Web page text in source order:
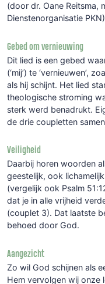
(door dr. Oane Reitsma,
Dienstenorganisatie PKN)
Gebed om vernieuwing
Dit lied is een gebed
(‘mij’) te ‘vernieuwen’,
als hij schijnt. Het lied
theologische stroming
sterk werd benadrukt.
de drie coupletten
Veiligheid
Daarbij horen woorden
geestelijk, ook
(vergelijk ook Psalm
dat je in alle vrijheid
(couplet 3). Dat laatste
behoed door God.
Aangezicht
Zo wil God schijnen als
Hem vervolgen wij onze